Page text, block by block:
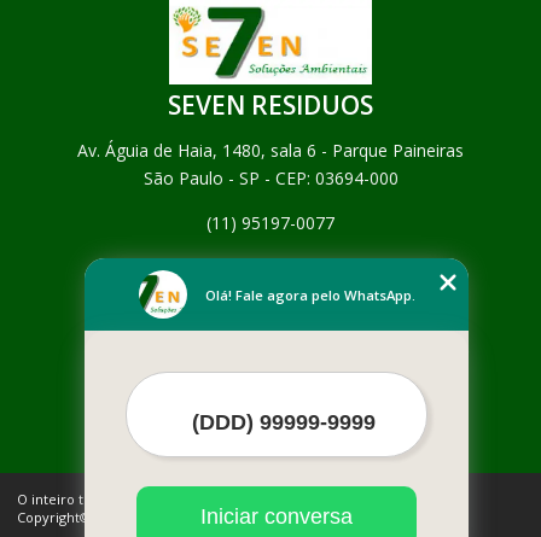
SEVEN RESIDUOS
Av. Águia de Haia, 1480, sala 6 - Parque Paineiras
São Paulo - SP - CEP: 03694-000
(11) 95197-0077
Empresa
Contato
Mais Serviços
O inteiro teor deste site está sujeito à proteção de direitos autorais.
Copyright© SEVEN RESIDUOS (Lei 9610 de 19/02/1998)
Olá! Fale agora pelo WhatsApp.
Iniciar conversa